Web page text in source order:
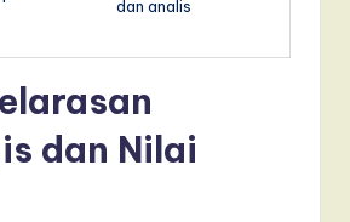
dan analis
dan Nilai